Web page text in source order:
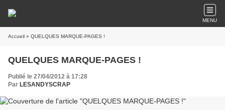
MENU
Accueil » QUELQUES MARQUE-PAGES !
QUELQUES MARQUE-PAGES !
Publié le 27/04/2012 à 17:28
Par LESANDYSCRAP